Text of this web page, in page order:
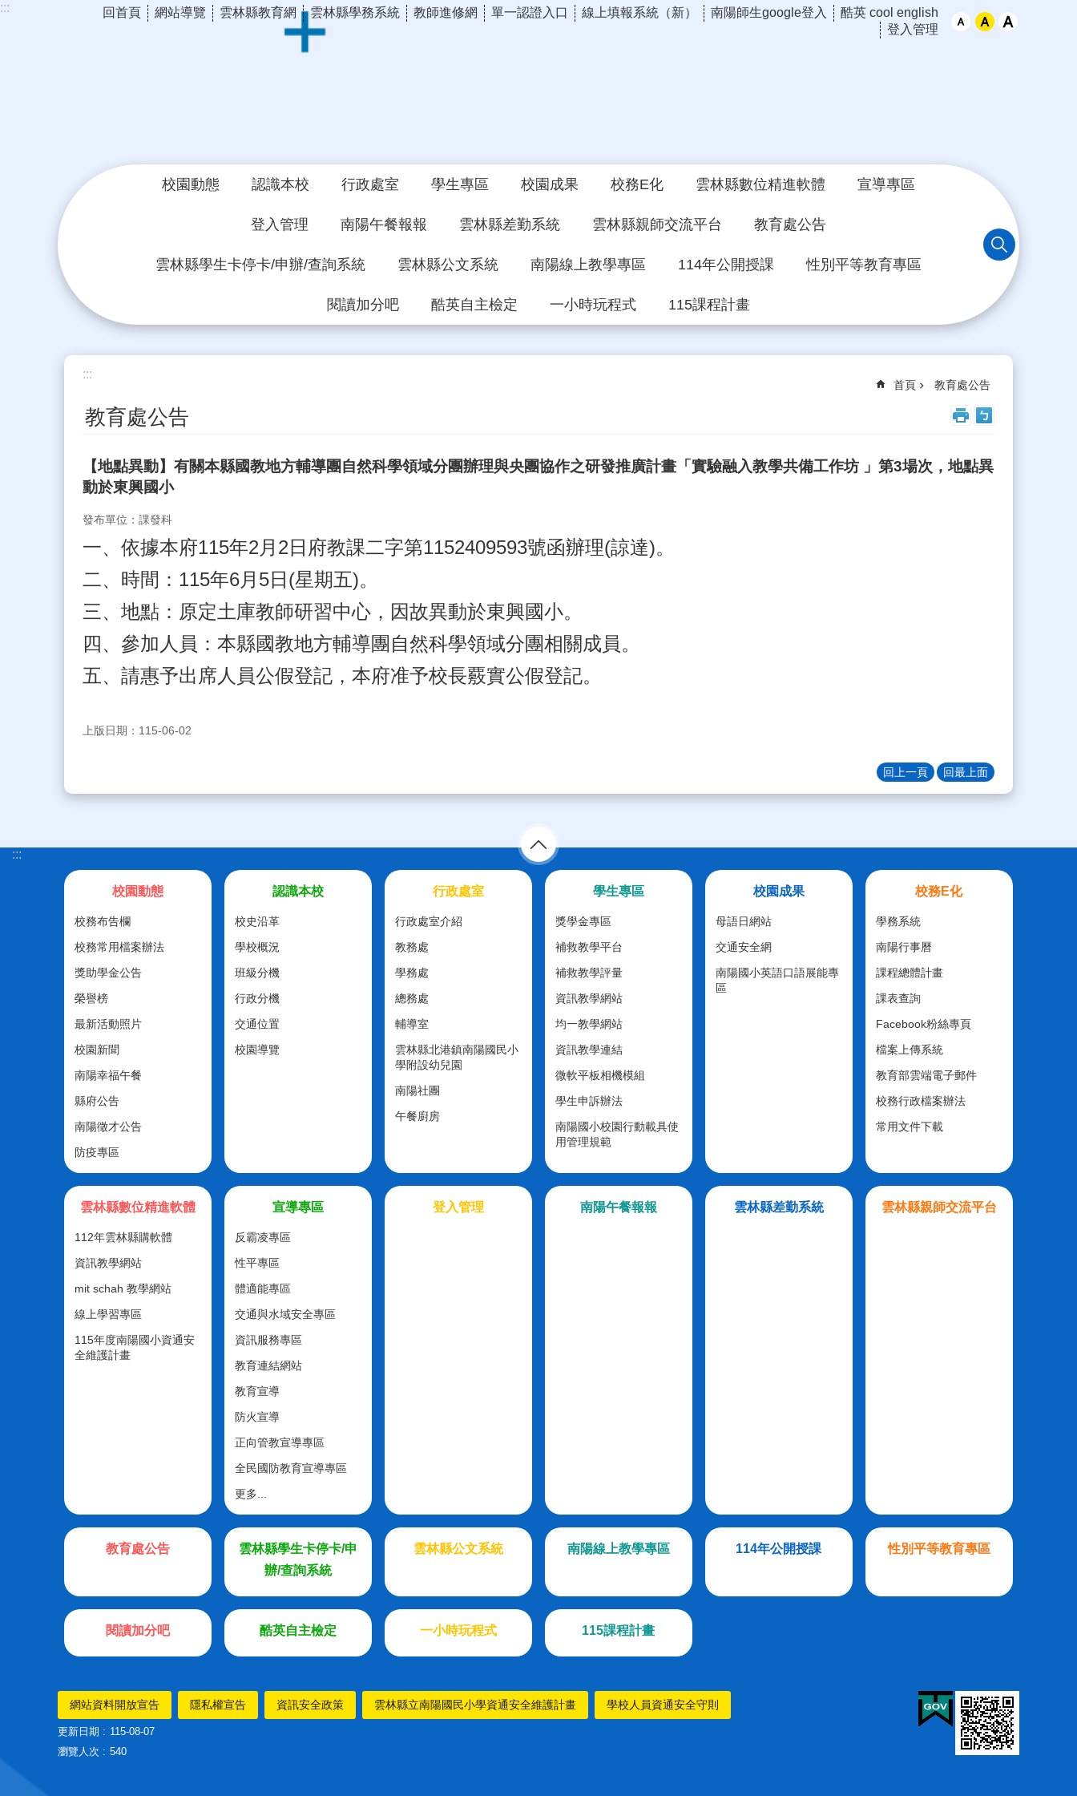
跳到主要內容區塊
::: 回首頁 網站導覽 雲林縣教育網 雲林縣學務系統 教師進修網 單一認證入口 線上填報系統（新） 南陽師生google登入
酷英 cool english
登入管理
校園動態 認識本校 行政處室 學生專區 校園成果 校務E化 雲林縣數位精進軟體 宣導專區
登入管理 南陽午餐報報 雲林縣差勤系統 雲林縣親師交流平台 教育處公告
雲林縣學生卡停卡/申辦/查詢系統 雲林縣公文系統 南陽線上教學專區 114年公開授課 性別平等教育專區
閱讀加分吧 酷英自主檢定 一小時玩程式 115課程計畫
:::
首頁 教育處公告
教育處公告
【地點異動】有關本縣國教地方輔導團自然科學領域分團辦理與央團協作之研發推廣計畫「實驗融入教學共備工作坊 」第3場次，地點異
動於東興國小
發布單位：課發科
一、依據本府115年2月2日府教課二字第1152409593號函辦理(諒達)。
二、時間：115年6月5日(星期五)。
三、地點：原定土庫教師研習中心，因故異動於東興國小。
四、參加人員：本縣國教地方輔導團自然科學領域分團相關成員。
五、請惠予出席人員公假登記，本府准予校長覈實公假登記。
上版日期：115-06-02
回上一頁 回最上面
:::
校園動態
校務布告欄
校務常用檔案辦法
獎助學金公告
榮譽榜
最新活動照片
校園新聞
南陽幸福午餐
縣府公告
南陽徵才公告
防疫專區
認識本校
校史沿革
學校概況
班級分機
行政分機
交通位置
校園導覽
行政處室
行政處室介紹
教務處
學務處
總務處
輔導室
雲林縣北港鎮南陽國民小
學附設幼兒園
南陽社團
午餐廚房
學生專區
獎學金專區
補救教學平台
補救教學評量
資訊教學網站
均一教學網站
資訊教學連結
微軟平板相機模組
學生申訴辦法
南陽國小校園行動載具使
用管理規範
校園成果
母語日網站
交通安全網
南陽國小英語口語展能專
區
校務E化
學務系統
南陽行事曆
課程總體計畫
課表查詢
Facebook粉絲專頁
檔案上傳系統
教育部雲端電子郵件
校務行政檔案辦法
常用文件下載
雲林縣數位精進軟體
112年雲林縣購軟體
資訊教學網站
mit schah 教學網站
線上學習專區
115年度南陽國小資通安
全維護計畫
宣導專區
反霸凌專區
性平專區
體適能專區
交通與水域安全專區
資訊服務專區
教育連結網站
教育宣導
防火宣導
正向管教宣導專區
全民國防教育宣導專區
更多...
登入管理 南陽午餐報報 雲林縣差勤系統 雲林縣親師交流平台
教育處公告
雲林縣學生卡停卡/申
辦/查詢系統
雲林縣公文系統 南陽線上教學專區 114年公開授課 性別平等教育專區
閱讀加分吧 酷英自主檢定 一小時玩程式 115課程計畫
網站資料開放宣告 隱私權宣告 資訊安全政策 雲林縣立南陽國民小學資通安全維護計畫 學校人員資通安全守則
更新日期
115-08-07
瀏覽人次
540